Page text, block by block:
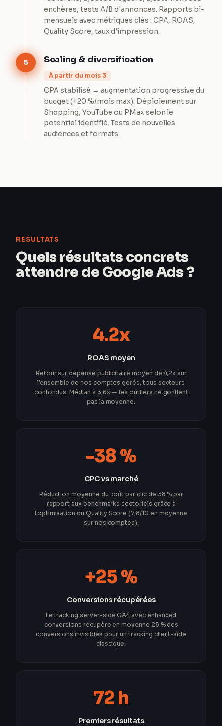
enchères, tests A/B d'annonces. Rapports bi-
mensuels avec métriques clés : CPA, ROAS,
Quality Score, taux d'impression.
5 Scaling & diversification
À partir du mois 3
CPA stabilisé → augmentation progressive du
budget (+20 %/mois max). Déploiement sur
Shopping, YouTube ou PMax selon le
potentiel identifié. Tests de nouvelles
audiences et formats.
RESULTATS
Quels résultats concrets
attendre de Google Ads ?
4.2x
ROAS moyen
Retour sur dépense publicitaire moyen de 4,2x sur
l'ensemble de nos comptes gérés, tous secteurs
confondus. Médian à 3,6x — les outliers ne gonflent
pas la moyenne.
-38 %
CPC vs marché
Réduction moyenne du coût par clic de 38 % par
rapport aux benchmarks sectoriels grâce à
l'optimisation du Quality Score (7,8/10 en moyenne
sur nos comptes).
+25 %
Conversions récupérées
Le tracking server-side GA4 avec enhanced
conversions récupère en moyenne 25 % des
conversions invisibles pour un tracking client-side
classique.
72 h
Premiers résultats